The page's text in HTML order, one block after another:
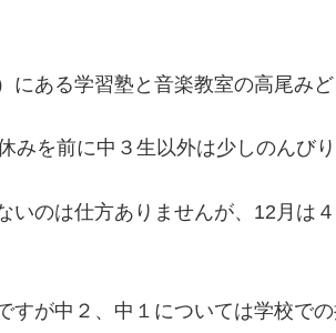
にある学習塾と音楽教室の高尾みど
みを前に中３生以外は少しのんび
いのは仕方ありませんが、12月は
すが中２、中１については学校で